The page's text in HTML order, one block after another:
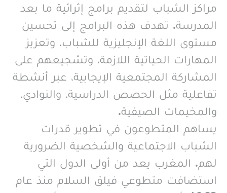
مراكز الشباب لتقديم برامج إثرائية ما بعد
المدرسة. تهدف هذه البرامج إلى تحسين
مستوى اللغة الإنجليزية للشباب، وتعزيز
المهارات الحياتية اللازمة، وتشجيعهم على
المشاركة المجتمعية الإيجابية، عبر أنشطة
تفاعلية مثل الحصص الدراسية، والنوادي،
والمخيمات الصيفية.
يساهم المتطوعون في تطوير قدرات
الشباب الاجتماعية والشخصية الضرورية
لهم. المغرب يعد من أولى الدول التي
استضافت متطوعي فيلق السلام منذ عام